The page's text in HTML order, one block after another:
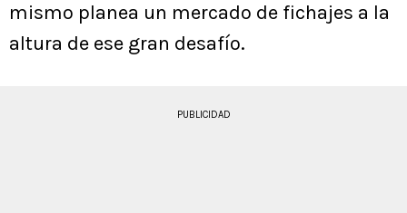
mismo planea un mercado de fichajes a la
altura de ese gran desafío.
PUBLICIDAD